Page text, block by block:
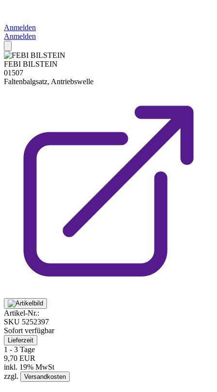
Anmelden
Anmelden
FEBI BILSTEIN
01507
Faltenbalgsatz, Antriebswelle
Artikel-Nr.:
SKU 5252397
Sofort verfügbar
Lieferzeit
1 - 3 Tage
9,70 EUR
inkl. 19% MwSt
zzgl.
Versandkosten